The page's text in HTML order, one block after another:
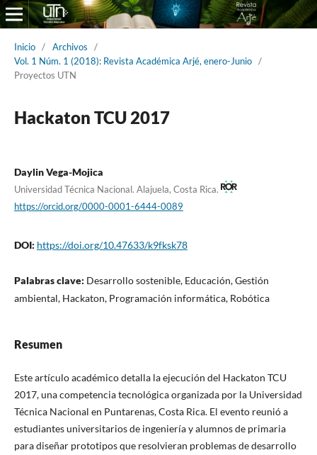
Inicio / Archivos
/
Vol. 1 Núm. 1 (2018): Revista Académica Arjé, enero-Junio /
Proyectos UTN
Hackaton TCU 2017
Daylin Vega-Mojica
Universidad Técnica Nacional. Alajuela, Costa Rica.
https://orcid.org/0000-0001-6444-0089
DOI: https://doi.org/10.47633/k9fksk78
Palabras clave: Desarrollo sostenible, Educación, Gestión
ambiental, Hackaton, Programación informática, Robótica
Resumen
Este artículo académico detalla la ejecución del Hackaton TCU
2017, una competencia tecnológica organizada por la Universidad
Técnica Nacional en Puntarenas, Costa Rica. El evento reunió a
estudiantes universitarios de ingeniería y alumnos de primaria
para diseñar prototipos que resolvieran problemas de desarrollo